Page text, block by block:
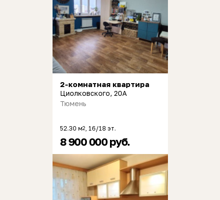
2-комнатная квартира
Циолковского, 20А
Тюмень
52.30 м2 , 16/18 эт.
8 900 000 руб.